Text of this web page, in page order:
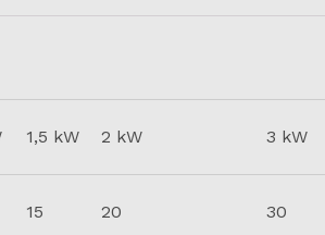
1,5 kW 2 kW 3 kW
15 20 30